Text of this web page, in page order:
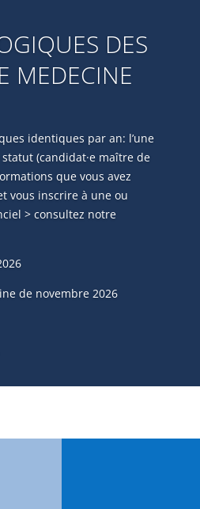
DES
MEDECINE
identiques par an: l’une
(candidat·e maître de
que vous avez
vous inscrire à une ou
> consultez notre
de novembre 2026